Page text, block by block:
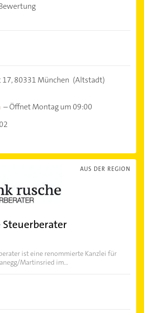
17,80331 München (Altstadt)
–Öffnet Montag um 09:00
AUS DER REGION
Steuerberater
ist eine renommierte Kanzlei für
Martinsried im...